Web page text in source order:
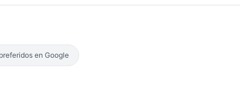
en Google